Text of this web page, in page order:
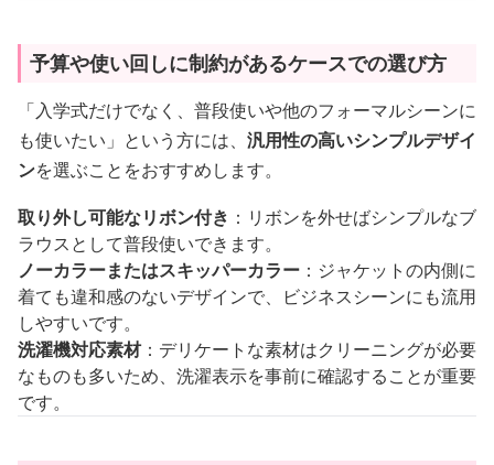
予算や使い回しに制約があるケースでの選び方
「入学式だけでなく、普段使いや他のフォーマルシーンに
も使いたい」という方には、 汎用性の高いシンプルデザイ
ンを選ぶことをおすすめします。
取り外し可能なリボン付き ：リボンを外せばシンプルなブ
ラウスとして普段使いできます。
ノーカラーまたはスキッパーカラー ：ジャケットの内側に
着ても違和感のないデザインで、ビジネスシーンにも流用
しやすいです。
洗濯機対応素材：デリケートな素材はクリーニングが必要
なものも多いため、洗濯表示を事前に確認することが重要
です。